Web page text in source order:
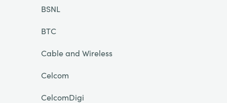
BSNL
BTC
Cable and Wireless
Celcom
CelcomDigi